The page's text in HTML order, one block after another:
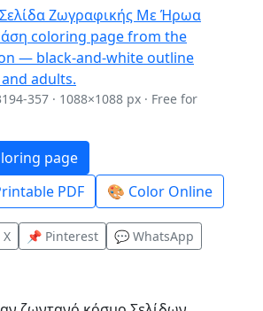
357 · 1088×1088 px · Free for
page
PDF
🎨 Color Online
📌 Pinterest
💬 WhatsApp